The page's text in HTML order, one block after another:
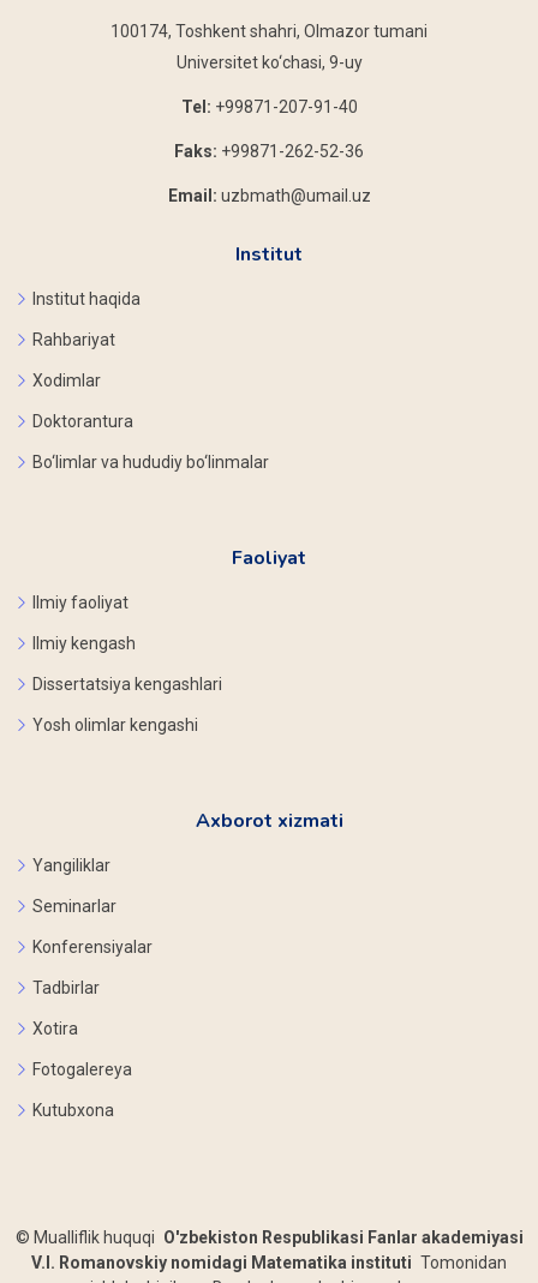
100174, Toshkent shahri, Olmazor tumani
Universitet ko‘chasi, 9-uy
Tel: +99871-207-91-40
Faks: +99871-262-52-36
Email: uzbmath@umail.uz
Institut
Institut haqida
Rahbariyat
Xodimlar
Doktorantura
Bo‘limlar va hududiy bo‘linmalar
Faoliyat
Ilmiy faoliyat
Ilmiy kengash
Dissertatsiya kengashlari
Yosh olimlar kengashi
Axborot xizmati
Yangiliklar
Seminarlar
Konferensiyalar
Tadbirlar
Xotira
Fotogalereya
Kutubxona
© Mualliflik huquqi O'zbekiston Respublikasi Fanlar akademiyasi
V.I. Romanovskiy nomidagi Matematika instituti Tomonidan